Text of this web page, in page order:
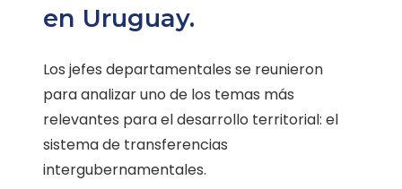
en Uruguay.
Los jefes departamentales se reunieron
para analizar uno de los temas más
relevantes para el desarrollo territorial: el
sistema de transferencias
intergubernamentales.